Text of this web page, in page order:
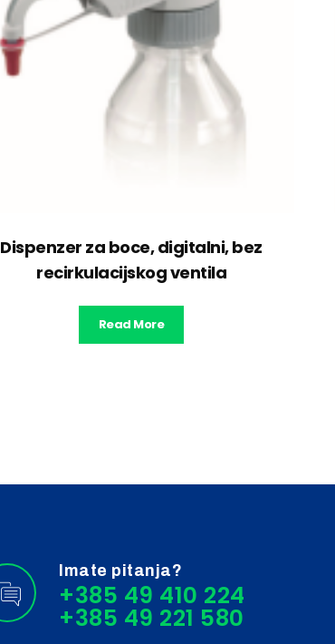
Dispenzer za boce, digitalni, bez
recirkulacijskog ventila
Read More
Imate pitanja?
+385 49 410 224